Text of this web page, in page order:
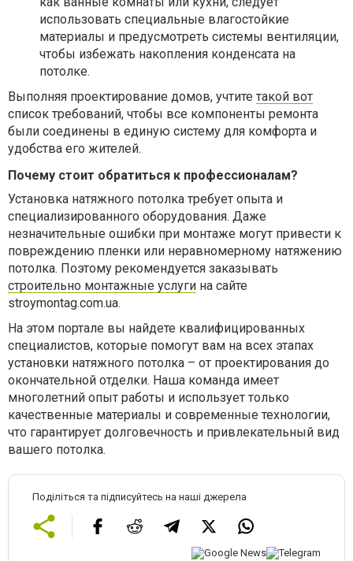
использовать специальные влагостойкие
материалы и предусмотреть системы вентиляции,
чтобы избежать накопления конденсата на
потолке.
Выполняя проектирование домов, учтите такой вот
список требований, чтобы все компоненты ремонта
были соединены в единую систему для комфорта и
удобства его жителей.
Почему стоит обратиться к профессионалам?
Установка натяжного потолка требует опыта и
специализированного оборудования. Даже
незначительные ошибки при монтаже могут привести к
повреждению пленки или неравномерному натяжению
потолка. Поэтому рекомендуется заказывать
строительно монтажные услуги на сайте
stroymontag.com.ua.
На этом портале вы найдете квалифицированных
специалистов, которые помогут вам на всех этапах
установки натяжного потолка – от проектирования до
окончательной отделки. Наша команда имеет
многолетний опыт работы и использует только
качественные материалы и современные технологии,
что гарантирует долговечность и привлекательный вид
вашего потолка.
Поділіться та підписуйтесь на наші джерела